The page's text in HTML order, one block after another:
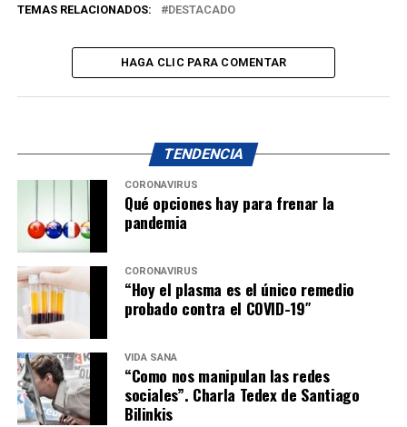
TEMAS RELACIONADOS: DESTACADO
HAGA CLIC PARA COMENTAR
TENDENCIA
CORONAVIRUS
Qué opciones hay para frenar la
pandemia
CORONAVIRUS
“Hoy el plasma es el único remedio
probado contra el COVID-19″
VIDA SANA
“Como nos manipulan las redes
sociales”. Charla Tedex de Santiago
Bilinkis